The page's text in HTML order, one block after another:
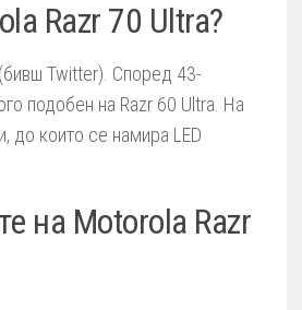
Razr 70 Ultra?
Twitter). Според 43-
подобен на Razr 60 Ultra. На
до които се намира LED
на Motorola Razr